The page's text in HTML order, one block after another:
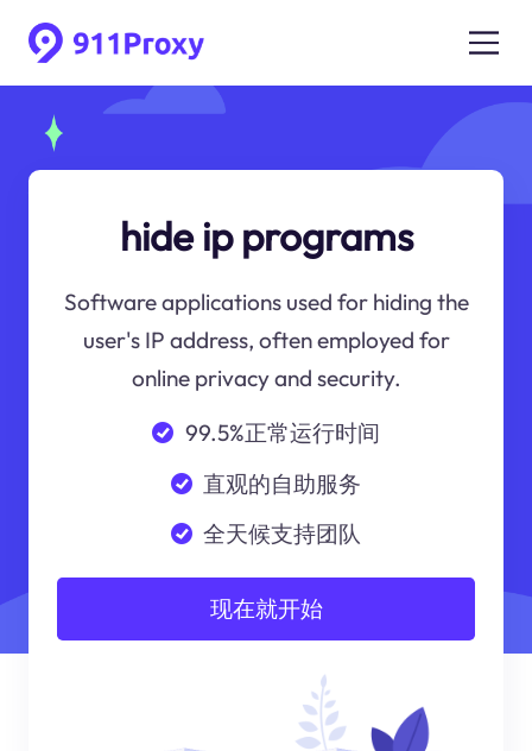
hide ip programs
Software applications used for hiding the
user's IP address, often employed for
online privacy and security.
99.5%正常运行时间
直观的自助服务
全天候支持团队
现在就开始